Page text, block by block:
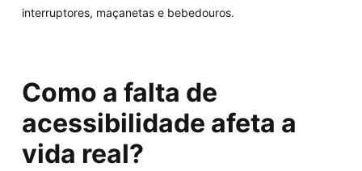
interruptores, maçanetas e bebedouros.
Como a falta de
acessibilidade afeta a
vida real?